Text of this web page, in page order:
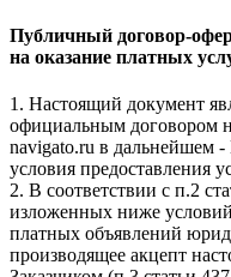
Публичный договор-
на оказание платных
1. Настоящий документ
официальным договором
navigato.ru в дальнейшем
условия предоставления
2. В соответствии с п.2
изложенных ниже
платных объявлений
производящее акцепт